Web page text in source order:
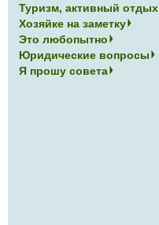
Туризм, активный отдых
Хозяйке на заметку
Это любопытно
Юридические вопросы
Я прошу совета